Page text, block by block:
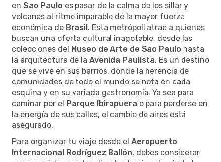
en Sao Paulo es pasar de la calma de los sillar y
volcanes al ritmo imparable de la mayor fuerza
económica de Brasil. Esta metrópoli atrae a quienes
buscan una oferta cultural inagotable, desde las
colecciones del Museo de Arte de Sao Paulo hasta
la arquitectura de la Avenida Paulista. Es un destino
que se vive en sus barrios, donde la herencia de
comunidades de todo el mundo se nota en cada
esquina y en su variada gastronomía. Ya sea para
caminar por el Parque Ibirapuera o para perderse en
la energía de sus calles, el cambio de aires está
asegurado.
Para organizar tu viaje desde el Aeropuerto
Internacional Rodríguez Ballón, debes considerar